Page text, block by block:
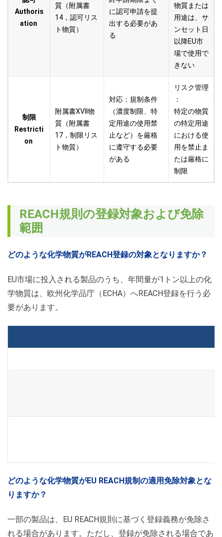
Authoris
ation
質 （附属書
14，認可リス
ト物質）
に認可申請を提
出する必要があ
る
物質または
用途は、サ
ンセット日
以降EU市
場で使用で
きない
制限
Restricti
on
附属書XVII物
質 （附属書
17，制限リス
ト物質）
対応：規制条件
（濃度制限、特
定用途の使用禁
止など）を厳格
に遵守する必要
がある
リスク管理
：
特定の物質
の特定用途
における使
用を禁止ま
たは厳格に
制限
REACH規則の登録対象および免除
範囲
どのような化学物質がREACH登録の対象となりますか？
EU市場に投入される製品のうち、年間量が1トン以上の化
学物質は、欧州化学品庁（ECHA）へREACH登録を行う必
要があります。
どのよ うな化学物質がEU REACH規制の適用免除対象とな
りますか？
一部の製品は、EU REACH規則に基づく登録義務が免除さ
れる場合があります。ただし、登録が免除される場合であ